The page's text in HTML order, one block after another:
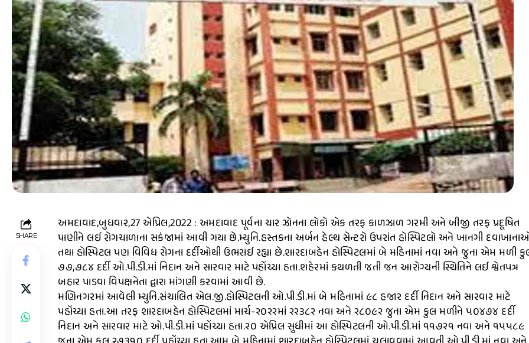
SHARE
અમદાવાદ,બુધવાર,27 એપ્રિલ,2022 : અમદાવાદ પૂર્વના ચાર ઝોનના લોકો એક તરફ કાળઝાળ ગરમી અને બીજી તરફ પ્રદૂષિત
પાણીને લઈ રોગચાળાના સકંજામાં આવી ગયા છે.મ્યુનિ.હસ્તકના અર્બન હેલ્થ સેન્ટરો ઉપરાંત હોસ્પિટલો અને ખાનગી
તથા હોસ્પિટલ પણ વિવિધ રોગના દર્દીઓથી ઉભરાઈ રહ્યા છે.શારદાબહેન હોસ્પિટલમાં બે મહિનામાં નવા અને જુના એમ મળી
૭૭,૭૮૪ દર્દી ઓ.પી.ડી.માં નિદાન અને સારવાર માટે પહોંચ્યા હતા.શહેરમાં કથળતી જતી જન આરોગ્યની સ્થિતિને લઈ શ્વેતપત્ર
બહાર પાડવા વિપક્ષનેતા દ્વારા માંગણી કરવામાં આવી છે.
મણિનગરમાં આવેલી મ્યુનિ.સંચાલિત એલ.જી.હોસ્પિટલની ઓ.પી.ડી.માં બે મહિનામાં ૯૮ હજાર દર્દી નિદાન અને સારવાર માટે
પહોંચ્યા હતા.આ તરફ શારદાબહેન હોસ્પિટલમાં માર્ચ-૨૦૨૨માં ૨૨૩૮૨ નવા અને ૨૮૦૯૨ જુના એમ કુલ મળીને ૫૦૪૭૪ દર્દી
નિદાન અને સારવાર માટે ઓ.પી.ડી.માં પહોંચ્યા હતા.૨૦ એપ્રિલ સુધીમાં આ હોસ્પિટલની ઓ.પી.ડી.માં ૧૧૭૨૧ નવા અને ૧૫૫૮૯